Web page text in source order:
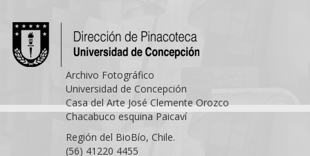
Archivo Fotográfico
Universidad de Concepción
Casa del Arte José Clemente Orozco
Chacabuco esquina Paicaví
Región del BioBío, Chile.
(56) 41220 4455